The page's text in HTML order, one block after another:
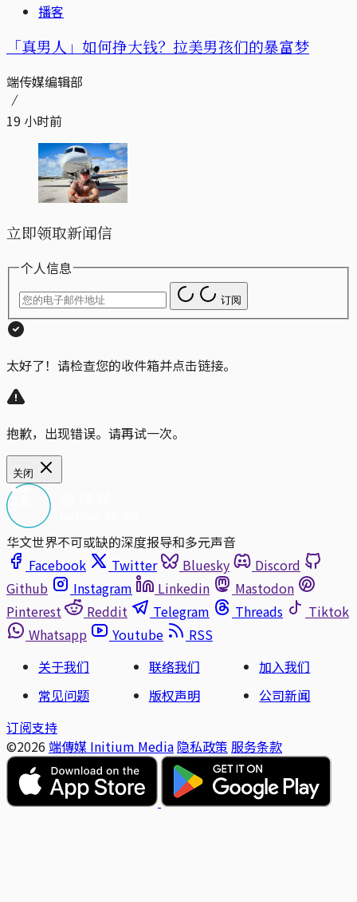
播客
「真男人」如何挣大钱？拉美男孩们的暴富梦
端传媒编辑部
19 小时前
立即领取新闻信
个人信息
订阅
太好了！请检查您的收件箱并点击链接。
抱歉，出现错误。请再试一次。
关闭
华文世界不可或缺的深度报导和多元声音
Facebook
Twitter Bluesky
Discord
Github
Instagram Linkedin
Mastodon
Pinterest
Reddit Telegram Threads
Tiktok
Whatsapp
Youtube
RSS
关于我们
联络我们
加入我们
常见问题
版权声明
公司新闻
订阅支持
©2026 端傳媒 Initium Media 隐私政策 服务条款